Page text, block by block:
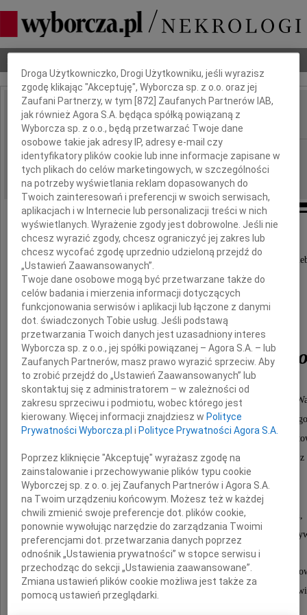
IMIĘ I NAZWISKO: Andrzej Dobrucki
REGION: Warszawa
DATA EMISJI: 28.04.2010
25 kwietnia 2010 roku,
w Niedzielę Dobrego Pasterza, Pan powołał do
Andrzeja
członka honorowego Klubu Inteligencji Katolickiej w
Przez 38 lat związanego ze środowiskiem
wielokrotnie przewodniczył Walnym Zebraniom naszego
wieloletniego członka Rady Nadzorczej Libella sp. z
członka Towarzystwa Urbanistów Polskich
i jego wieloletniego Sekretarza Generalnego,
członka Stowarzyszenia Architektów Polskich,
uczestnika ruchu oporu żołnierz AK Zgrupowania
W swojej pracy zawsze odznaczał się wielkim
Był Człowiekiem wielkiej wrażliwości, głębokiej
Dbamy o Twoją prywatność
Droga Użytkowniczko, Drogi Użytkowniku, jeśli wyrazisz
zgodę klikając "Akceptuję", Wyborcza sp. z o.o. oraz jej
Zaufani Partnerzy, w tym [872 ] Zaufanych Partnerów IAB,
jak również Agora S.A. będąca spółką powiązaną z
Wyborcza sp. z o.o., będą przetwarzać Twoje dane
osobowe takie jak adresy IP, adresy e-mail czy
identyfikatory plików cookie lub inne informacje zapisane w
tych plikach do celów marketingowych, w szczególności
na potrzeby wyświetlania reklam dopasowanych do
Twoich zainteresowań i preferencji w swoich serwisach,
aplikacjach i w Internecie lub personalizacji treści w nich
wyświetlanych. Wyrażenie zgody jest dobrowolne. Jeśli nie
chcesz wyrazić zgody, chcesz ograniczyć jej zakres lub
chcesz wycofać zgodę uprzednio udzieloną przejdź do
„Ustawień Zaawansowanych”.
Twoje dane osobowe mogą być przetwarzane także do
celów badania i mierzenia informacji dotyczących
funkcjonowania serwisów i aplikacji lub łączone z danymi
dot. świadczonych Tobie usług. Jeśli podstawą
przetwarzania Twoich danych jest uzasadniony interes
Wyborcza sp. z o.o., jej spółki powiązanej – Agora S.A. – lub
Zaufanych Partnerów, masz prawo wyrazić sprzeciw. Aby
to zrobić przejdź do „Ustawień Zaawansowanych” lub
skontaktuj się z administratorem – w zależności od
zakresu sprzeciwu i podmiotu, wobec którego jest
kierowany. Więcej informacji znajdziesz w Polityce
Prywatności Wyborcza.pl i Polityce Prywatności Agora S.A.
Poprzez kliknięcie "Akceptuję" wyrażasz zgodę na
zainstalowanie i przechowywanie plików typu cookie
Wyborczej sp. z o. o. jej Zaufanych Partnerów i Agora S.A.
na Twoim urządzeniu końcowym. Możesz też w każdej
chwili zmienić swoje preferencje dot. plików cookie,
ponownie wywołując narzędzie do zarządzania Twoimi
preferencjami dot. przetwarzania danych poprzez
odnośnik „Ustawienia prywatności” w stopce serwisu i
przechodząc do sekcji „Ustawienia zaawansowane”.
Zmiana ustawień plików cookie możliwa jest także za
pomocą ustawień przeglądarki.